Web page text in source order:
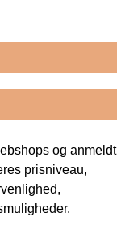
og anmeldt
prisniveau,